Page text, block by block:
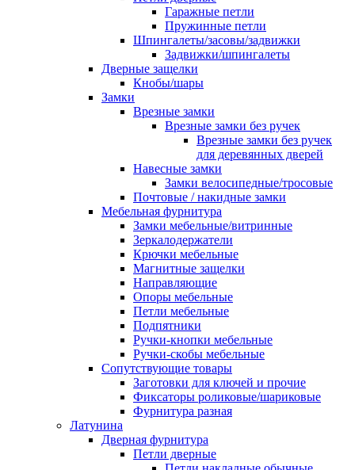
Гаражные петли
Пружинные петли
Шпингалеты/засовы/задвижки
Задвижки/шпингалеты
Дверные защелки
Кнобы/шары
Замки
Врезные замки
Врезные замки без ручек
Врезные замки без ручек
для деревянных дверей
Навесные замки
Замки велосипедные/тросовые
Почтовые / накидные замки
Мебельная фурнитура
Замки мебельные/витринные
Зеркалодержатели
Крючки мебельные
Магнитные защелки
Направляющие
Опоры мебельные
Петли мебельные
Подпятники
Ручки-кнопки мебельные
Ручки-скобы мебельные
Сопутствующие товары
Заготовки для ключей и прочие
Фиксаторы роликовые/шариковые
Фурнитура разная
Латунина
Дверная фурнитура
Петли дверные